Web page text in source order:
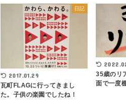
日記
2017.01.29
瓦町FLAGに行ってきまし
た。子供の楽園でしたね！
35歳のリ
面で一度